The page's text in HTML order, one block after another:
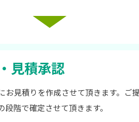
見積承認
お見積りを作成させて頂きます。ご
階で確定させて頂きます。